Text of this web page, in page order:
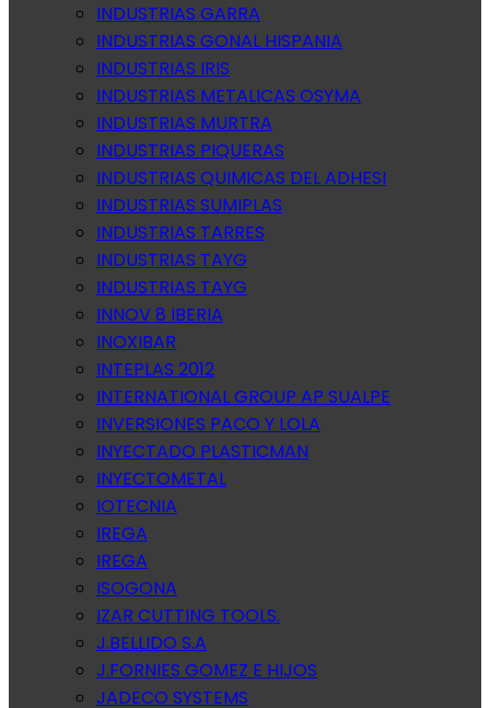
INDUSTRIAS GARRA
INDUSTRIAS GONAL HISPANIA
INDUSTRIAS IRIS
INDUSTRIAS METALICAS OSYMA
INDUSTRIAS MURTRA
INDUSTRIAS PIQUERAS
INDUSTRIAS QUIMICAS DEL ADHESI
INDUSTRIAS SUMIPLAS
INDUSTRIAS TARRES
INDUSTRIAS TAYG
INDUSTRIAS TAYG
INNOV 8 IBERIA
INOXIBAR
INTEPLAS 2012
INTERNATIONAL GROUP AP SUALPE
INVERSIONES PACO Y LOLA
INYECTADO PLASTICMAN
INYECTOMETAL
IOTECNIA
IREGA
IREGA
ISOGONA
IZAR CUTTING TOOLS.
J.BELLIDO S.A
J.FORNIES GOMEZ E HIJOS
JADECO SYSTEMS